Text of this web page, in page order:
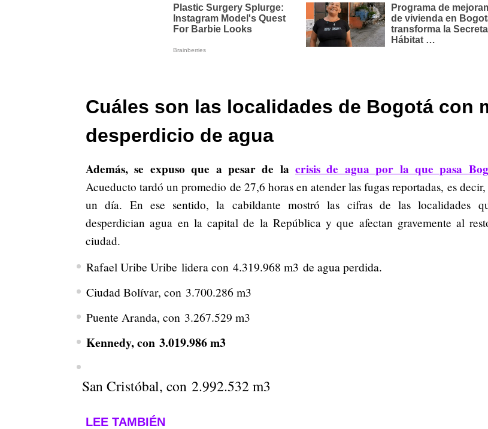
Cuáles son las localidades de Bogotá con
desperdicio de agua
Además, se expuso que a pesar de la crisis de agua por la que pasa
Acueducto tardó un promedio de 27,6 horas en atender las fugas reportadas, es decir,
un día. En ese sentido, la cabildante mostró las cifras de las localidades
desperdician agua en la capital de la República y que afectan gravemente al
ciudad.
Rafael Uribe Uribe lidera con 4.319.968 m3 de agua perdida.
Ciudad Bolívar, con 3.700.286 m3
Puente Aranda, con 3.267.529 m3
Kennedy, con 3.019.986 m3
San Cristóbal, con 2.992.532 m3
LEE TAMBIÉN